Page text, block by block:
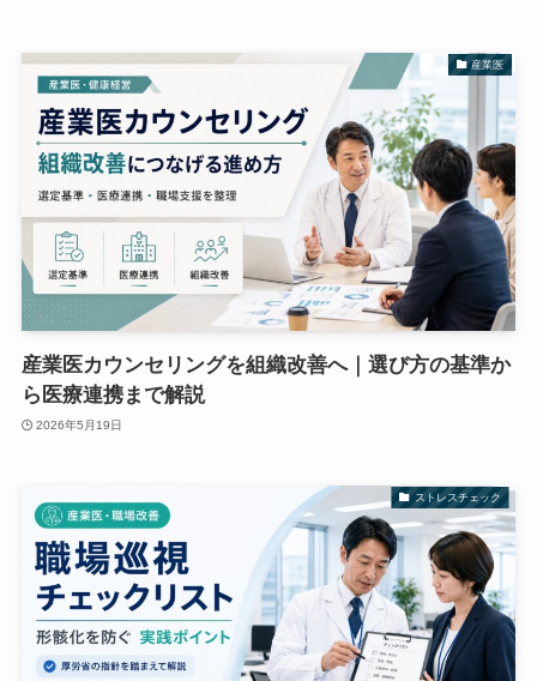
産業医
産業医カウンセリングを組織改善へ｜選び方の基準か
ら医療連携まで解説
2026年5月19日
ストレスチェック